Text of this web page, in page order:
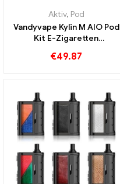
Aktiv, Pod
Vandyvape Kylin M AIO Pod
Kit E-Zigaretten
€49.87